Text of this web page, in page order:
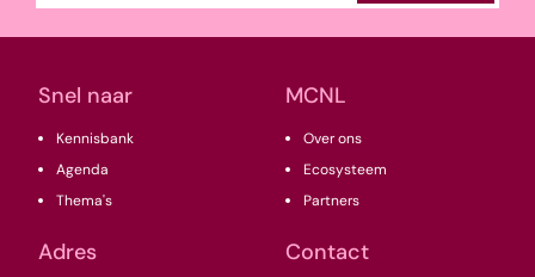
Snel naar
Kennisbank
Agenda
Thema's
MCNL
Over ons
Ecosysteem
Partners
Adres Contact
(Vereist)